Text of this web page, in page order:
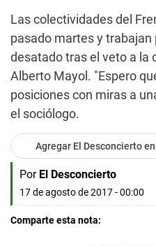
Las colectividades del
pasado martes y
desatado tras el veto a la
Alberto Mayol. "Espero
posiciones con miras a
el sociólogo.
Agregar El Desconcierto en
Por El Desconcierto
17 de agosto de 2017 - 00:00
Comparte esta nota: